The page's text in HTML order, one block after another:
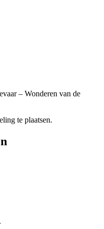
– Wonderen van de
te plaatsen.